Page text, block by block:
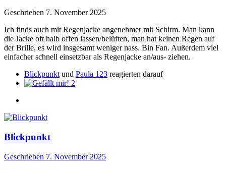
Geschrieben 7. November 2025
Ich finds auch mit Regenjacke angenehmer mit Schirm. Man kann
die Jacke oft halb offen lassen/belüften, man hat keinen Regen auf
der Brille, es wird insgesamt weniger nass. Bin Fan. Außerdem viel
einfacher schnell einsetzbar als Regenjacke an/aus- ziehen.
Blickpunkt und Paula 123 reagierten darauf
2
Blickpunkt
Geschrieben 7. November 2025